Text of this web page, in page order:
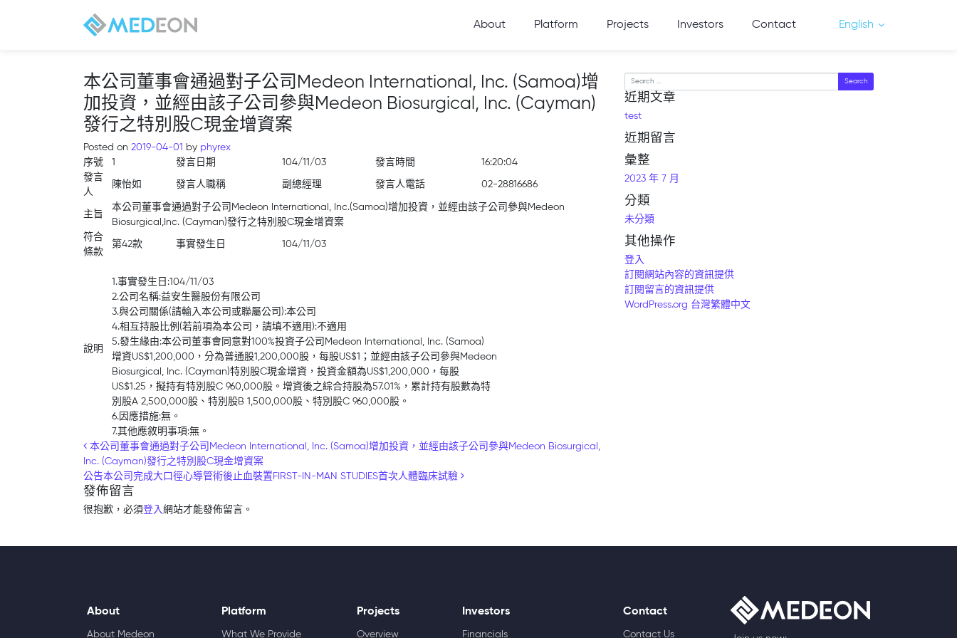
About Platform Projects Investors Contact English
本公司董事會通過對子公司Medeon International, Inc. (Samoa)增
加投資，並經由該子公司參與Medeon Biosurgical, Inc. (Cayman)
發行之特別股C現金增資案
Posted on 2019-04-01 by phyrex
序號
1 發言日期 104/11/03 發言時間
16:20:04
發言
人
陳怡如 發言人職稱 副總經理 發言人電話 02-28816686
主旨
本公司董事會通過對子公司Medeon International, Inc.(Samoa)增加投資，並經由該子公司參與Medeon
Biosurgical,Inc. (Cayman)發行之特別股C現金增資案
符合
條款
第42款 事實發生日 104/11/03
說明
1.事實發生日:104/11/03
2.公司名稱:益安生醫股份有限公司
3.與公司關係(請輸入本公司或聯屬公司):本公司
4.相互持股比例(若前項為本公司，請填不適用):不適用
5.發生緣由:本公司董事會同意對100%投資子公司Medeon International, Inc. (Samoa)
增資US$1,200,000，分為普通股1,200,000股，每股US$1；並經由該子公司參與Medeon
Biosurgical, Inc. (Cayman)特別股C現金增資，投資金額為US$1,200,000，每股
US$1.25，擬持有特別股C 960,000股。增資後之綜合持股為57.01%，累計持有股數為特
別股A 2,500,000股、特別股B 1,500,000股、特別股C 960,000股。
6.因應措施:無。
7.其他應敘明事項:無。
Post navigation
本公司董事會通過對子公司Medeon International, Inc. (Samoa)增加投資，並經由該子公司參與Medeon Biosurgical,
Inc. (Cayman)發行之特別股C現金增資案
公告本公司完成大口徑心導管術後止血裝置FIRST-IN-MAN STUDIES首次人體臨床試驗
發佈留言
很抱歉，必須登入網站才能發佈留言。
Search
近期文章
test
近期留言
彙整
2023 年 7 月
分類
未分類
其他操作
登入
訂閱網站內容的資訊提供
訂閱留言的資訊提供
WordPress.org 台灣繁體中文
About
About Medeon
Platform
What We Provide
Projects
Overview
Investors
Financials
Contact
Contact Us